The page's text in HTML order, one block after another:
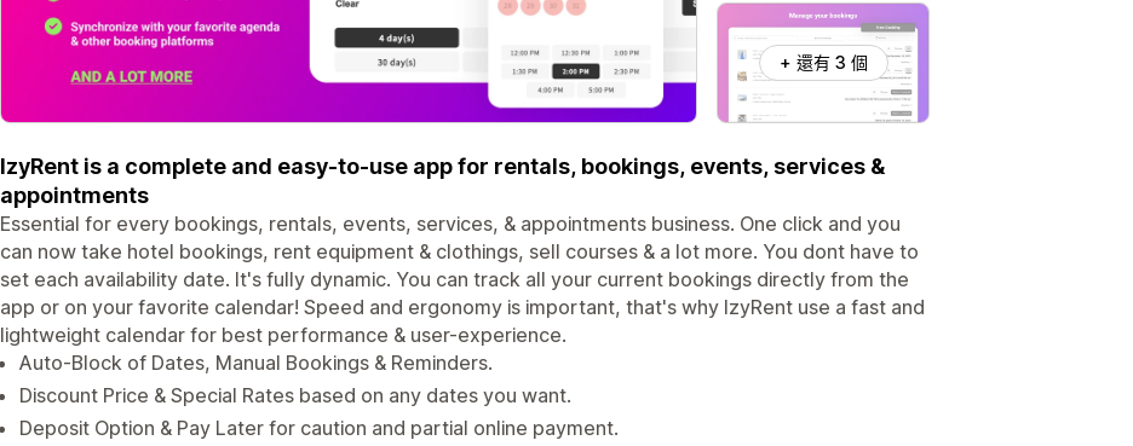
+ 還有 3 個
IzyRent is a complete and easy-to-use app for rentals, bookings, events, services &
appointments
Essential for every bookings, rentals, events, services, & appointments business. One click and you
can now take hotel bookings, rent equipment & clothings, sell courses & a lot more. You dont have to
set each availability date. It's fully dynamic. You can track all your current bookings directly from the
app or on your favorite calendar! Speed and ergonomy is important, that's why IzyRent use a fast and
lightweight calendar for best performance & user-experience.
Auto-Block of Dates, Manual Bookings & Reminders.
Discount Price & Special Rates based on any dates you want.
Deposit Option & Pay Later for caution and partial online payment.